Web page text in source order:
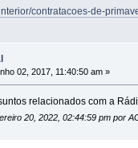
contratacoes-de-
02, 2017, 11:40:50 am »
relacionados com a
20, 2022, 02:44:59 pm por